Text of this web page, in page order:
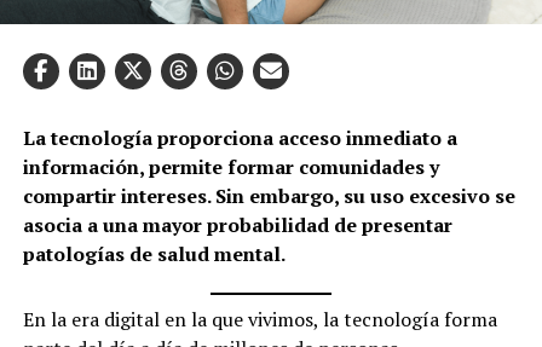
La tecnología proporciona acceso inmediato a
información, permite formar comunidades y
compartir intereses. Sin embargo, su uso excesivo se
asocia a una mayor probabilidad de presentar
patologías de salud mental.
En la era digital en la que vivimos, la tecnología forma